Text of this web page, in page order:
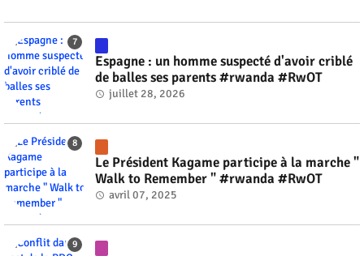
Espagne : un homme suspecté d'avoir criblé
de balles ses parents #rwanda #RwOT
juillet 28, 2026
Le Président Kagame participe à la marche "
Walk to Remember " #rwanda #RwOT
avril 07, 2025